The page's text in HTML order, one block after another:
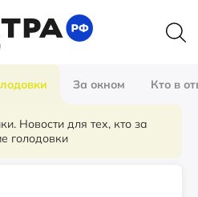
За окном Кто в
Новости для тех, кто за
голодовки